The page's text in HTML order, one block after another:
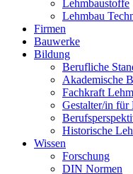
Lehmbaustoffe
Lehmbau
Firmen
Bauwerke
Bildung
Berufliche
Akademische
Fachkraft
Gestalter/in für
Historische
Wissen
Forschung
DIN Normen